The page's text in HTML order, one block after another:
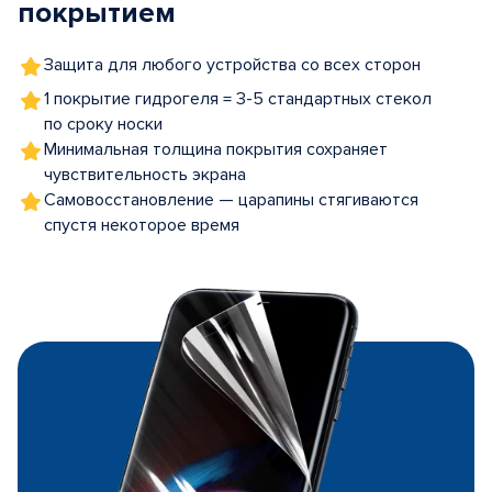
покрытием
Защита для любого устройства со всех сторон
1 покрытие гидрогеля = 3-5 стандартных стекол
по сроку носки
Минимальная толщина покрытия сохраняет
чувствительность экрана
Самовосстановление — царапины стягиваются
спустя некоторое время